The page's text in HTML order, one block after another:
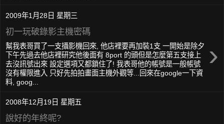
2009年1月28日 星期三
初一玩破錄影主機密碼
›
幫我表哥買了一支攝影機回來, 他店裡要再加裝1支 一開始是除夕
下午先過去他店裡研究他後面有 8port 的頭但是怎麼第五支接上
去沒訊號出來 設定選項又都鎖住了! 我表哥他的帳號是一般帳號
沒有權限進入 只好先拍拍畫面主機外觀等...回來在google一下資
料, goog...
2008年12月19日 星期五
說好的年終呢?